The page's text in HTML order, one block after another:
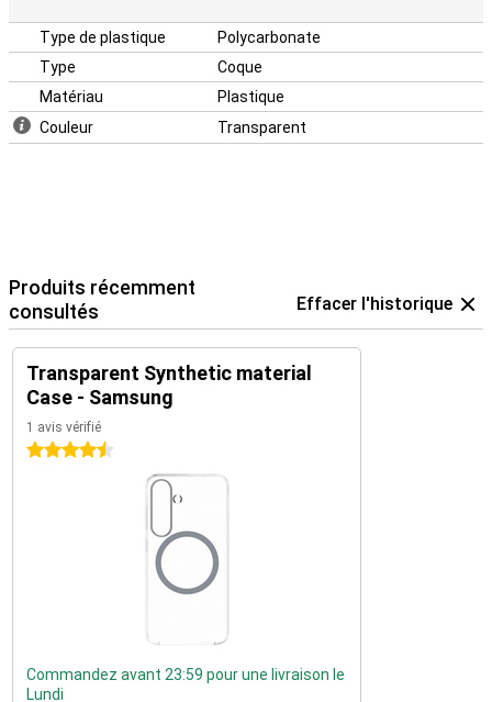
Type de plastique
Polycarbonate
Type
Coque
Matériau
Plastique
Couleur
Transparent
Produits récemment
consultés
Effacer l'historique
Transparent Synthetic material
Case - Samsung
1 avis vérifié
4.5 étoiles
Commandez avant 23:59 pour une livraison le
Lundi